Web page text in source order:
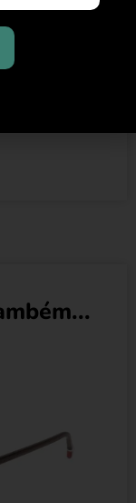
utilização de
mistura em